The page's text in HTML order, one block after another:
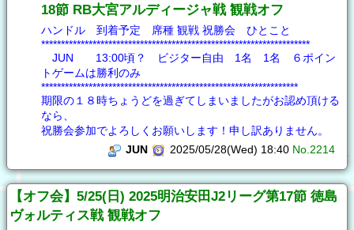
18節 RB大宮アルディージャ戦 観戦オフ
ハンドル 到着予定 席種 観戦 祝勝会 ひとこと
********************************************************************
JUN 13:00頃？ ビジター自由 1名 1名 ６ポイン
トゲームは勝利のみ
*****************************************************************
期限の１８時ちょうどを過ぎてしまいましたがお認め頂ける
なら、
祝勝会参加でよろしくお願いします！申し訳ありません。
JUN
2025/05/28(Wed) 18:40 No.2214
【オフ会】5/25(日) 2025明治安田J2リーグ第17節 徳島
ヴォルティス戦 観戦オフ